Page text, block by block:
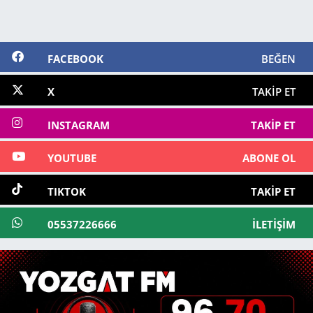
FACEBOOK BEĞEN
X TAKIP ET
INSTAGRAM TAKIP ET
YOUTUBE ABONE OL
TIKTOK TAKIP ET
05537226666 İLETIŞIM